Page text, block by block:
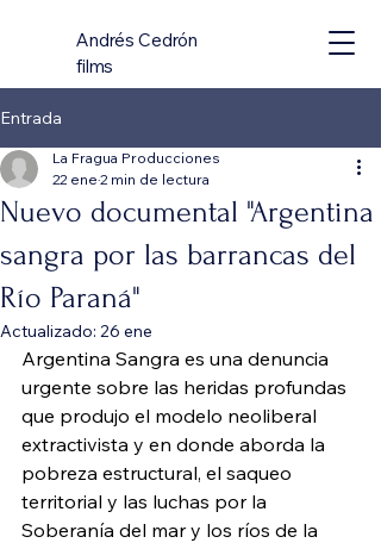
Andrés Cedrón
films
Entrada
Nuevo documental "Argentina
sangra por las barrancas del
Río Paraná"
La Fragua Producciones
22 ene 2 min de lectura
Actualizado: 26 ene
Argentina Sangra es una denuncia
urgente sobre las heridas profundas
que produjo el modelo neoliberal
extractivista y en donde aborda la
pobreza estructural, el saqueo
territorial y las luchas por la
Soberanía del mar y los ríos de la